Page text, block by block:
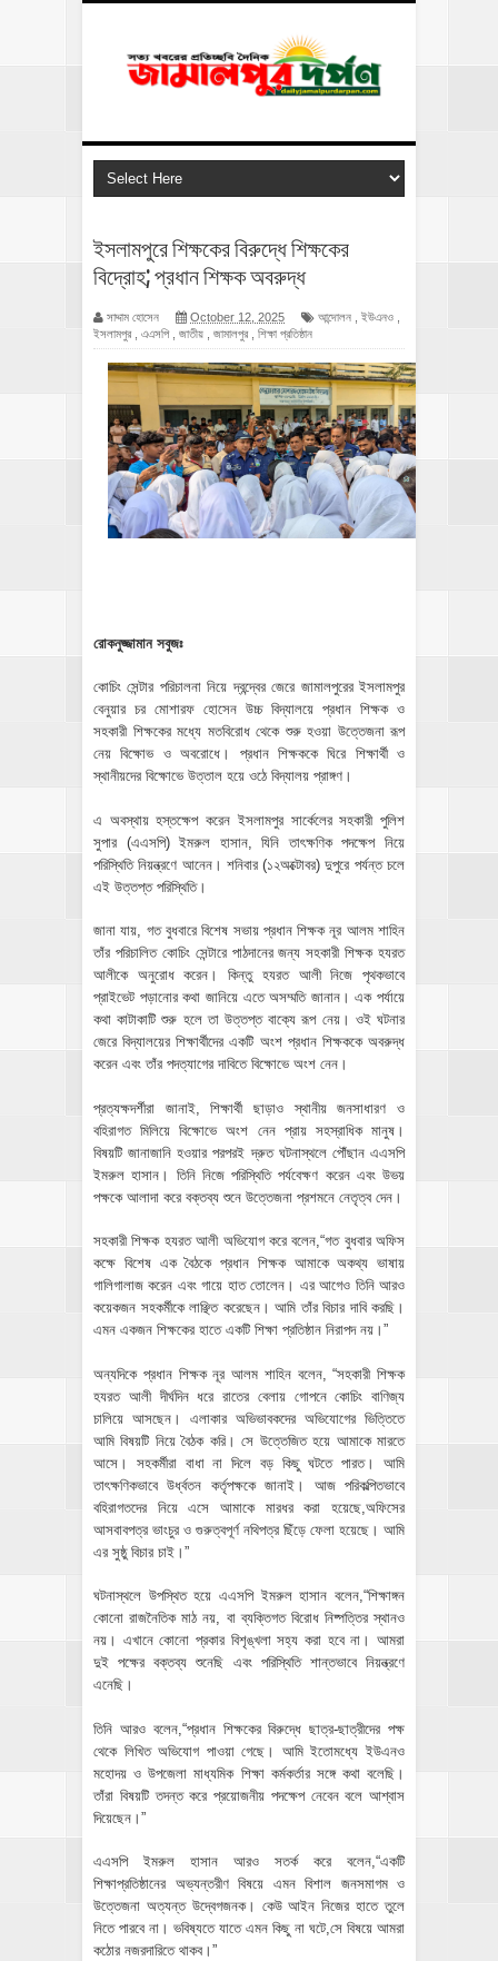
ইসলামপুরে শিক্ষকের বিরুদ্ধে শিক্ষকের
বিদ্রোহ; প্রধান শিক্ষক অবরুদ্ধ
সাদ্দাম হোসেন October 12, 2025 আন্দোলন ইউএনও
ইসলামপুর
এএসপি, জাতীয় জামালপুর শিক্ষা প্রতিষ্ঠান
রোকনুজ্জামান সবুজঃ
কোচিং সেন্টার পরিচালনা নিয়ে দ্বন্দ্বের জেরে জামালপুরের ইসলামপুর
বেনুয়ার চর মোশারফ হোসেন উচ্চ বিদ্যালয়ে প্রধান শিক্ষক ও
সহকারী শিক্ষকের মধ্যে মতবিরোধ থেকে শুরু হওয়া উত্তেজনা রূপ
নেয় বিক্ষোভ ও অবরোধে। প্রধান শিক্ষককে ঘিরে শিক্ষার্থী ও
স্থানীয়দের বিক্ষোভে উত্তাল হয়ে ওঠে বিদ্যালয় প্রাঙ্গণ।
এ অবস্থায় হস্তক্ষেপ করেন ইসলামপুর সার্কেলের সহকারী পুলিশ
সুপার (এএসপি) ইমরুল হাসান, যিনি তাৎক্ষণিক পদক্ষেপ নিয়ে
পরিস্থিতি নিয়ন্ত্রণে আনেন। শনিবার (১২অক্টোবর) দুপুরে পর্যন্ত চলে
এই উত্তপ্ত পরিস্থিতি।
জানা যায়, গত বুধবারে বিশেষ সভায় প্রধান শিক্ষক নূর আলম শাহিন
তাঁর পরিচালিত কোচিং সেন্টারে পাঠদানের জন্য সহকারী শিক্ষক হযরত
আলীকে অনুরোধ করেন। কিন্তু হযরত আলী নিজে পৃথকভাবে
প্রাইভেট পড়ানোর কথা জানিয়ে এতে অসম্মতি জানান। এক পর্যায়ে
কথা কাটাকাটি শুরু হলে তা উত্তপ্ত বাক্যে রূপ নেয়। ওই ঘটনার
জেরে বিদ্যালয়ের শিক্ষার্থীদের একটি অংশ প্রধান শিক্ষককে অবরুদ্ধ
করেন এবং তাঁর পদত্যাগের দাবিতে বিক্ষোভে অংশ নেন।
প্রত্যক্ষদর্শীরা জানাই, শিক্ষার্থী ছাড়াও স্থানীয় জনসাধারণ ও
বহিরাগত মিলিয়ে বিক্ষোভে অংশ নেন প্রায় সহস্রাধিক মানুষ।
বিষয়টি জানাজানি হওয়ার পরপরই দ্রুত ঘটনাস্থলে পৌঁছান এএসপি
ইমরুল হাসান। তিনি নিজে পরিস্থিতি পর্যবেক্ষণ করেন এবং উভয়
পক্ষকে আলাদা করে বক্তব্য শুনে উত্তেজনা প্রশমনে নেতৃত্ব দেন।
সহকারী শিক্ষক হযরত আলী অভিযোগ করে বলেন,“গত বুধবার অফিস
কক্ষে বিশেষ এক বৈঠকে প্রধান শিক্ষক আমাকে অকথ্য ভাষায়
গালিগালাজ করেন এবং গায়ে হাত তোলেন। এর আগেও তিনি আরও
কয়েকজন সহকর্মীকে লাঞ্ছিত করেছেন। আমি তাঁর বিচার দাবি করছি।
এমন একজন শিক্ষকের হাতে একটি শিক্ষা প্রতিষ্ঠান নিরাপদ নয়।”
অন্যদিকে প্রধান শিক্ষক নূর আলম শাহিন বলেন, “সহকারী শিক্ষক
হযরত আলী দীর্ঘদিন ধরে রাতের বেলায় গোপনে কোচিং বাণিজ্য
চালিয়ে আসছেন। এলাকার অভিভাবকদের অভিযোগের ভিত্তিতে
আমি বিষয়টি নিয়ে বৈঠক করি। সে উত্তেজিত হয়ে আমাকে মারতে
আসে। সহকর্মীরা বাধা না দিলে বড় কিছু ঘটতে পারত। আমি
তাৎক্ষণিকভাবে উর্ধ্বতন কর্তৃপক্ষকে জানাই। আজ পরিকল্পিতভাবে
বহিরাগতদের নিয়ে এসে আমাকে মারধর করা হয়েছে,অফিসের
আসবাবপত্র ভাংচুর ও গুরুত্বপূর্ণ নথিপত্র ছিঁড়ে ফেলা হয়েছে। আমি
এর সুষ্ঠু বিচার চাই।”
ঘটনাস্থলে উপস্থিত হয়ে এএসপি ইমরুল হাসান বলেন,“শিক্ষাঙ্গন
কোনো রাজনৈতিক মাঠ নয়, বা ব্যক্তিগত বিরোধ নিষ্পত্তির স্থানও
নয়। এখানে কোনো প্রকার বিশৃঙ্খলা সহ্য করা হবে না। আমরা
দুই পক্ষের বক্তব্য শুনেছি এবং পরিস্থিতি শান্তভাবে নিয়ন্ত্রণে
এনেছি।
তিনি আরও বলেন,“প্রধান শিক্ষকের বিরুদ্ধে ছাত্র-ছাত্রীদের পক্ষ
থেকে লিখিত অভিযোগ পাওয়া গেছে। আমি ইতোমধ্যে ইউএনও
মহোদয় ও উপজেলা মাধ্যমিক শিক্ষা কর্মকর্তার সঙ্গে কথা বলেছি।
তাঁরা বিষয়টি তদন্ত করে প্রয়োজনীয় পদক্ষেপ নেবেন বলে আশ্বাস
দিয়েছেন।”
এএসপি ইমরুল হাসান আরও সতর্ক করে বলেন,“একটি
শিক্ষাপ্রতিষ্ঠানের অভ্যন্তরীণ বিষয়ে এমন বিশাল জনসমাগম ও
উত্তেজনা অত্যন্ত উদ্বেগজনক। কেউ আইন নিজের হাতে তুলে
নিতে পারবে না। ভবিষ্যতে যাতে এমন কিছু না ঘটে,সে বিষয়ে আমরা
কঠোর নজরদারিতে থাকব।”